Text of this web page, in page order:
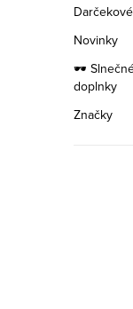
Novinky
🕶️
doplnky
Značky